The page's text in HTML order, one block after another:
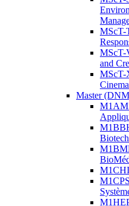
MScT-
MScT-
and
MScT-
Master